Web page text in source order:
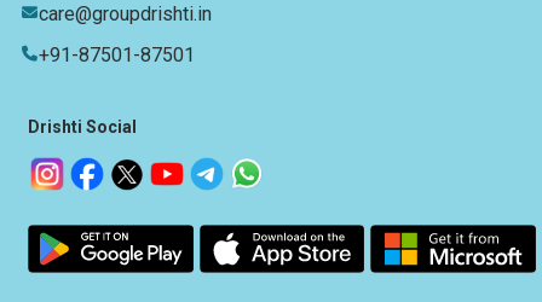
care@groupdrishti.in
+91-87501-87501
Drishti Social